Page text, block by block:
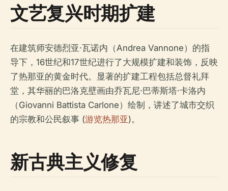
文艺复兴时期扩建
在建筑师安德烈亚·瓦诺内（Andrea Vannone）的指
导下，16世纪和17世纪进行了大规模扩建和装饰，反映
了热那亚的黄金时代。显著的扩建工程包括总督礼拜
堂，其华丽的巴洛克壁画由乔瓦尼·巴蒂斯塔·卡洛内
（Giovanni Battista Carlone）绘制，讲述了城市交织
的宗教和公民叙事 (游览热那亚)。
新古典主义修复